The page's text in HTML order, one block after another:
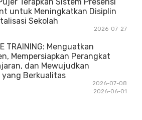
untuk Meningkatkan Disiplin
Sekolah
2026-07-27
TRAINING: Menguatkan
Mempersiapkan Perangkat
dan Mewujudkan
yang Berkualitas
2026-07-08
2026-06-01